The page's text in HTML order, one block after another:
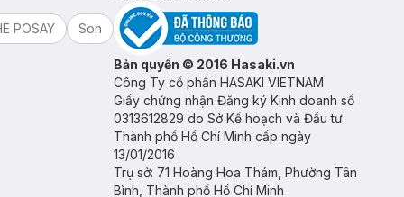
POSAY
Son
Bản quyền © 2016 Hasaki.vn
Công Ty cổ phần HASAKI VIETNAM
Giấy chứng nhận Đăng ký Kinh doanh số
0313612829 do Sở Kế hoạch và Đầu tư
Thành phố Hồ Chí Minh cấp ngày
13/01/2016
Trụ sở: 71 Hoàng Hoa Thám, Phường Tân
Bình, Thành phố Hồ Chí Minh